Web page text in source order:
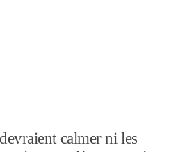
calmer ni les